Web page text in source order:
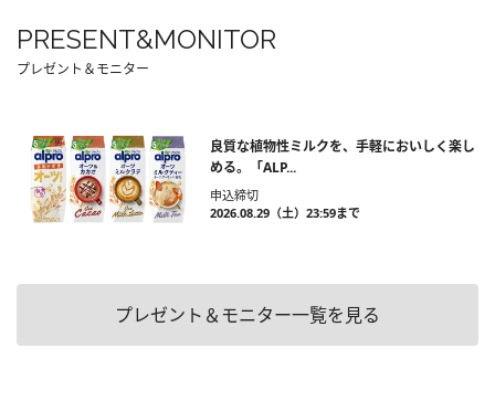
PRESENT&MONITOR
プレゼント＆モニター
良質な植物性ミルクを、手軽においしく楽し
める。「ALP...
申込締切
2026.08.29（土）23:59まで
プレゼント＆モニター一覧を見る